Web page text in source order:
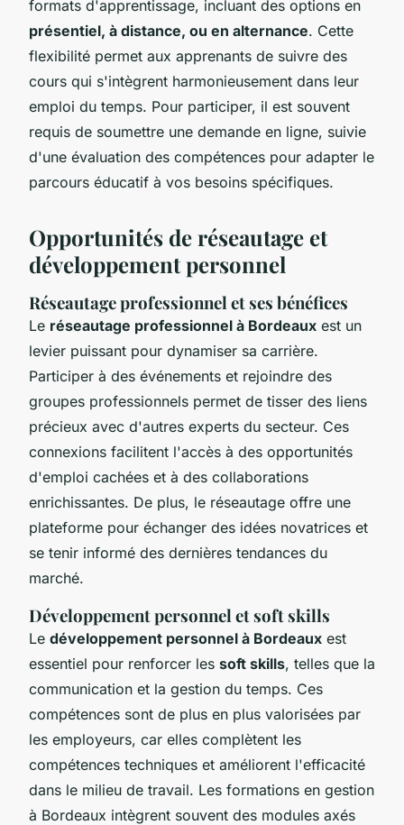
formats d'apprentissage, incluant des options en
présentiel, à distance, ou en alternance. Cette
flexibilité permet aux apprenants de suivre des
cours qui s'intègrent harmonieusement dans leur
emploi du temps. Pour participer, il est souvent
requis de soumettre une demande en ligne, suivie
d'une évaluation des compétences pour adapter le
parcours éducatif à vos besoins spécifiques.
Opportunités de réseautage et
développement personnel
Réseautage professionnel et ses bénéfices
Le réseautage professionnel à Bordeaux est un
levier puissant pour dynamiser sa carrière.
Participer à des événements et rejoindre des
groupes professionnels permet de tisser des liens
précieux avec d'autres experts du secteur. Ces
connexions facilitent l'accès à des opportunités
d'emploi cachées et à des collaborations
enrichissantes. De plus, le réseautage offre une
plateforme pour échanger des idées novatrices et
se tenir informé des dernières tendances du
marché.
Développement personnel et soft skills
Le développement personnel à Bordeaux est
essentiel pour renforcer les soft skills, telles que la
communication et la gestion du temps. Ces
compétences sont de plus en plus valorisées par
les employeurs, car elles complètent les
compétences techniques et améliorent l'efficacité
dans le milieu de travail. Les formations en gestion
à Bordeaux intègrent souvent des modules axés